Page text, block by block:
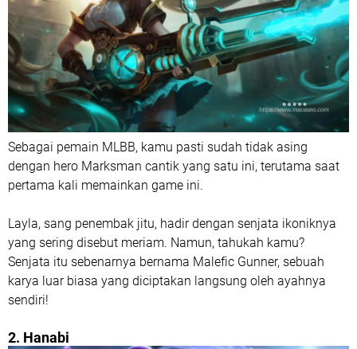
Sebagai pemain MLBB, kamu pasti sudah tidak asing
dengan hero Marksman cantik yang satu ini, terutama saat
pertama kali memainkan game ini.
Layla, sang penembak jitu, hadir dengan senjata ikoniknya
yang sering disebut meriam. Namun, tahukah kamu?
Senjata itu sebenarnya bernama Malefic Gunner, sebuah
karya luar biasa yang diciptakan langsung oleh ayahnya
sendiri!
2. Hanabi